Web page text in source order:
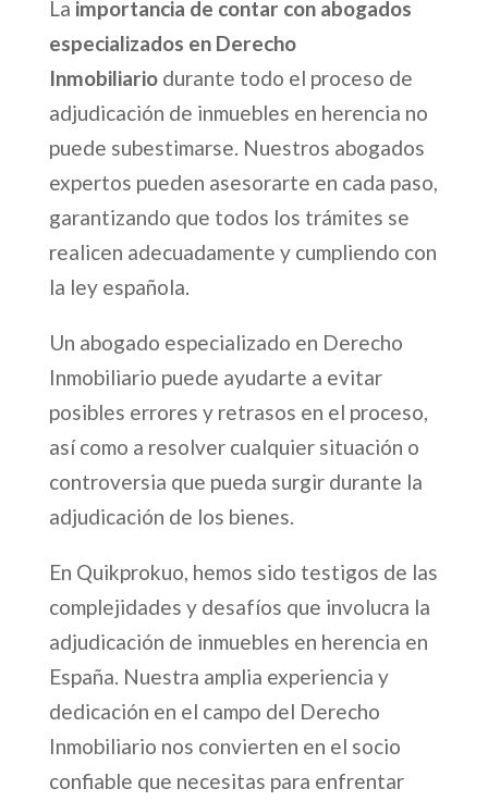
La importancia de contar con abogados
especializados en Derecho
Inmobiliario durante todo el proceso de
adjudicación de inmuebles en herencia no
puede subestimarse. Nuestros abogados
expertos pueden asesorarte en cada paso,
garantizando que todos los trámites se
realicen adecuadamente y cumpliendo con
la ley española.
Un abogado especializado en Derecho
Inmobiliario puede ayudarte a evitar
posibles errores y retrasos en el proceso,
así como a resolver cualquier situación o
controversia que pueda surgir durante la
adjudicación de los bienes.
En Quikprokuo, hemos sido testigos de las
complejidades y desafíos que involucra la
adjudicación de inmuebles en herencia en
España. Nuestra amplia experiencia y
dedicación en el campo del Derecho
Inmobiliario nos convierten en el socio
confiable que necesitas para enfrentar